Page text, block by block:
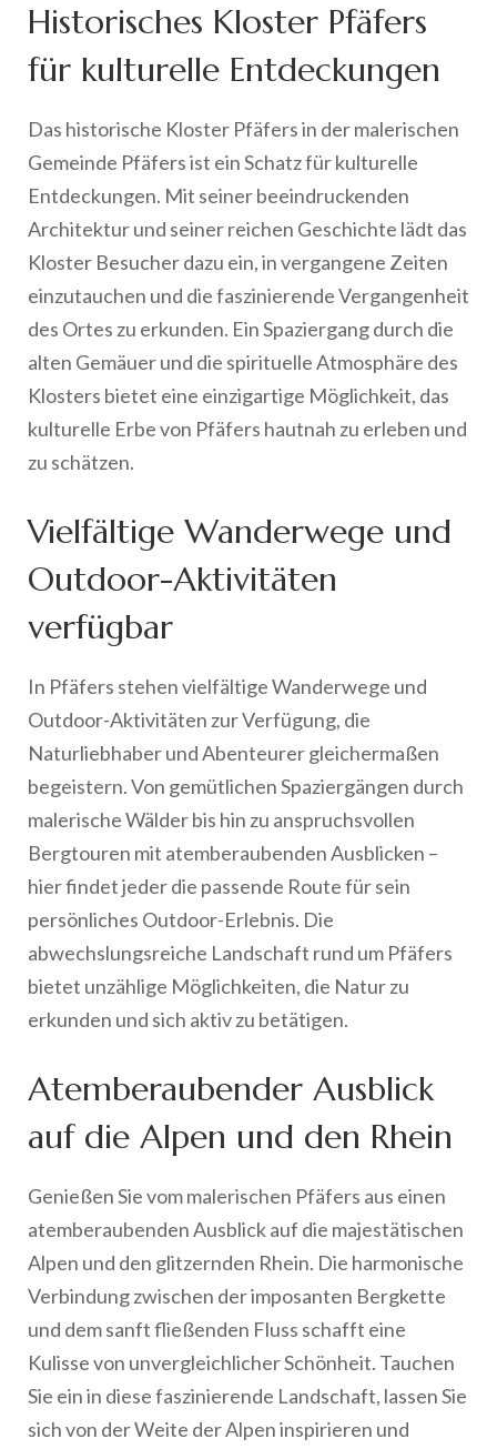
Historisches Kloster Pfäfers
für kulturelle Entdeckungen
Das historische Kloster Pfäfers in der malerischen
Gemeinde Pfäfers ist ein Schatz für kulturelle
Entdeckungen. Mit seiner beeindruckenden
Architektur und seiner reichen Geschichte lädt das
Kloster Besucher dazu ein, in vergangene Zeiten
einzutauchen und die faszinierende Vergangenheit
des Ortes zu erkunden. Ein Spaziergang durch die
alten Gemäuer und die spirituelle Atmosphäre des
Klosters bietet eine einzigartige Möglichkeit, das
kulturelle Erbe von Pfäfers hautnah zu erleben und
zu schätzen.
Vielfältige Wanderwege und
Outdoor-Aktivitäten
verfügbar
In Pfäfers stehen vielfältige Wanderwege und
Outdoor-Aktivitäten zur Verfügung, die
Naturliebhaber und Abenteurer gleichermaßen
begeistern. Von gemütlichen Spaziergängen durch
malerische Wälder bis hin zu anspruchsvollen
Bergtouren mit atemberaubenden Ausblicken –
hier findet jeder die passende Route für sein
persönliches Outdoor-Erlebnis. Die
abwechslungsreiche Landschaft rund um Pfäfers
bietet unzählige Möglichkeiten, die Natur zu
erkunden und sich aktiv zu betätigen.
Atemberaubender Ausblick
auf die Alpen und den Rhein
Genießen Sie vom malerischen Pfäfers aus einen
atemberaubenden Ausblick auf die majestätischen
Alpen und den glitzernden Rhein. Die harmonische
Verbindung zwischen der imposanten Bergkette
und dem sanft fließenden Fluss schafft eine
Kulisse von unvergleichlicher Schönheit. Tauchen
Sie ein in diese faszinierende Landschaft, lassen Sie
sich von der Weite der Alpen inspirieren und